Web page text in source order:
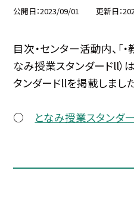
公開日 2023/09/01 更新日
目次・センター活動内、「
なみ授業スタンダードll）
タンダードllを掲載しまし
○ となみ授業スタンダ